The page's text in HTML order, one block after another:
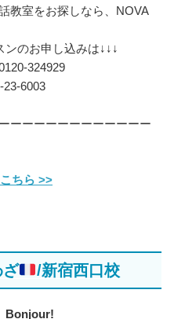
室をお探しなら、NOVA
ンのお申し込みは↓↓↓
324929
23-6003
ーーーーーーーーーーーー
ちら >>
ざ /新宿西口校